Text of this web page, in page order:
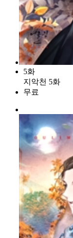
5화
지악천 5화
무료